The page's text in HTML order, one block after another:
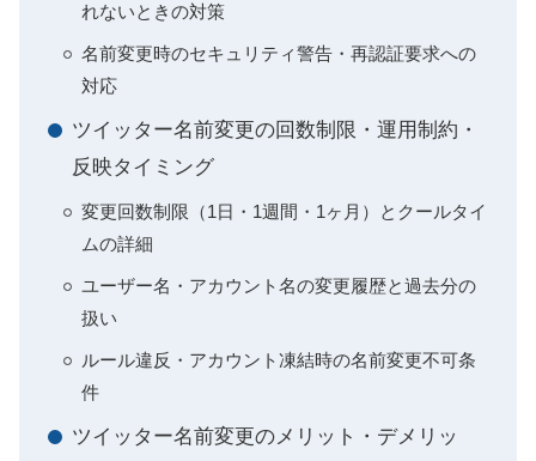
れないときの対策
名前変更時のセキュリティ警告・再認証要求への
対応
ツイッター名前変更の回数制限・運用制約・
反映タイミング
変更回数制限（1日・1週間・1ヶ月）とクールタイ
ムの詳細
ユーザー名・アカウント名の変更履歴と過去分の
扱い
ルール違反・アカウント凍結時の名前変更不可条
件
ツイッター名前変更のメリット・デメリッ